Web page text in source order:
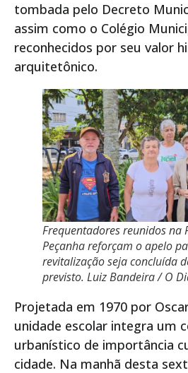
tombada pelo Decreto
assim como o Colégio
reconhecidos por seu valor
arquitetônico.
Frequentadores reunidos na
Peçanha reforçam o apelo
revitalização seja concluída
previsto. Luiz Bandeira / O
Projetada em 1970 por
unidade escolar integra um
urbanístico de importância
cidade. Na manhã desta